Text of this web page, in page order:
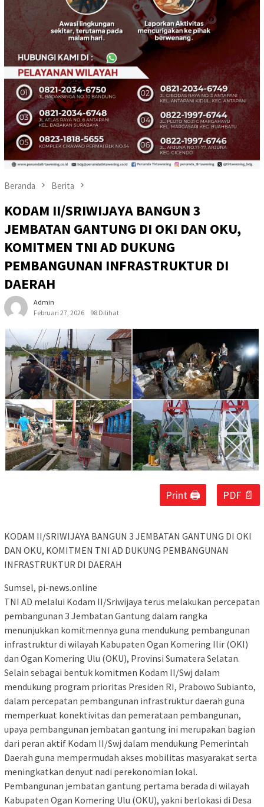
Beranda Berita
KODAM II/SRIWIJAYA BANGUN 3
JEMBATAN GANTUNG DI OKI DAN OKU,
KOMITMEN TNI AD DUKUNG
PEMBANGUNAN INFRASTRUKTUR DI
DAERAH
Admin
Februari 27, 2026
98 Dilihat
Print 🖨 PDF 📄
KODAM II/SRIWIJAYA BANGUN 3 JEMBATAN GANTUNG DI OKI
DAN OKU, KOMITMEN TNI AD DUKUNG PEMBANGUNAN
INFRASTRUKTUR DI DAERAH
Sumsel, pi-news.online
TNI AD melalui Kodam II/Sriwijaya terus melakukan percepatan
pembangunan 3 Jembatan Gantung dalam rangka
menunjukkan komitmennya guna mendukung pembangunan
infrastruktur di wilayah Kabupaten Ogan Komering Ilir (OKI)
dan Ogan Komering Ulu (OKU), Provinsi Sumatera Selatan.
Selain sebagai bentuk komitmen Kodam II/Swj dalam
mendukung program prioritas Presiden RI, Prabowo Subianto,
dalam percepatan pembangunan infrastruktur daerah guna
memperkuat konektivitas dan pemerataan pembangunan,
upaya pembangunan jembatan gantung ini merupakan bagian
dari peran aktif Kodam II/Swj dalam mendukung Pemerintah
Daerah guna mempermudah akses mobilitas masyarakat serta
meningkatkan denyut nadi perekonomian lokal.
Pembangunan jembatan gantung pertama berada di wilayah
Kabupaten Ogan Komering Ulu (OKU), yakni berlokasi di Desa